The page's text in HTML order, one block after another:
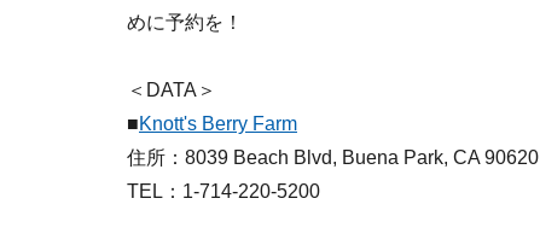
めに予約を！
＜DATA＞
■Knott's Berry Farm
住所：8039 Beach Blvd, Buena Park, CA 90620
TEL：1-714-220-5200